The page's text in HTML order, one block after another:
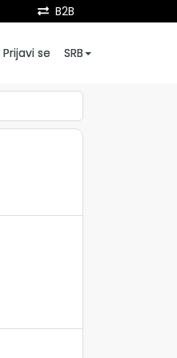
B2B
Prijavi se SRB